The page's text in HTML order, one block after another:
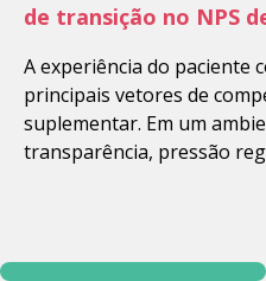
de transição no NPS
A experiência do paciente
principais vetores de
suplementar. Em um
transparência, pressão
de clientes. Nesse